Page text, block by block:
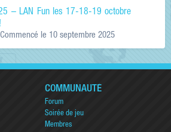
– LAN Fun les 17-18-19 octobre
Commencé le 10 septembre 2025
COMMUNAUTÉ
Forum
Soirée de jeu
Membres